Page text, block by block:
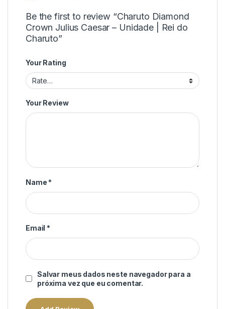
Be the first to review “Charuto Diamond
Crown Julius Caesar – Unidade | Rei do
Charuto”
Your Rating
Your Review
Name *
Email *
Salvar meus dados neste navegador para a
próxima vez que eu comentar.